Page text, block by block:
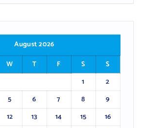
August 2026
W T F S
S
1
2
5 6 7 8
9
12 13 14 15
16